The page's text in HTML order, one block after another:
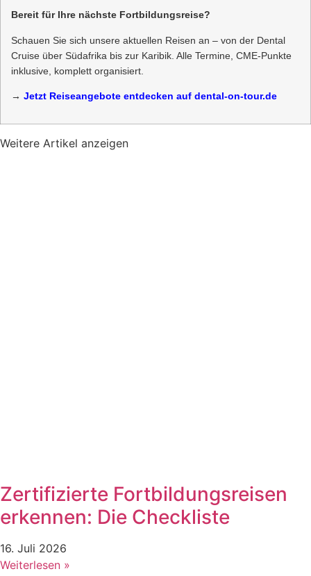
Bereit für Ihre nächste Fortbildungsreise?
Schauen Sie sich unsere aktuellen Reisen an – von der Dental
Cruise über Südafrika bis zur Karibik. Alle Termine, CME-Punkte
inklusive, komplett organisiert.
→ Jetzt Reiseangebote entdecken auf dental-on-tour.de
Weitere Artikel anzeigen
Zertifizierte Fortbildungsreisen
erkennen: Die Checkliste
16. Juli 2026
Weiterlesen »